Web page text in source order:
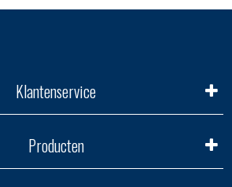
Klantenservice
Producten